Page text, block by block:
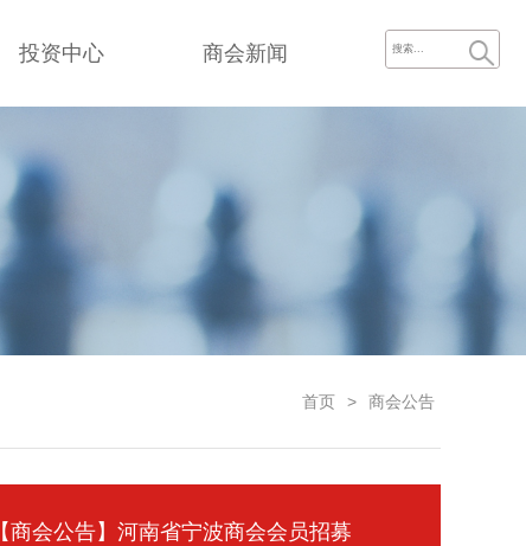
投资中心 商会新闻
首页 > 商会公告
【商会公告】河南省宁波商会会员招募